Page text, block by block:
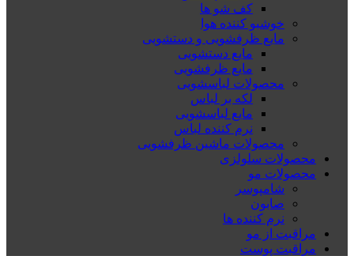
کف شو ها
خوشبو کننده هوا
مایع ظرفشویی و دستشویی
مایع دستشویی
مایع ظرفشویی
محصولات لباسشویی
لکه بر لباس
مایع لباسشویی
نرم کننده لباس
محصولات ماشین ظرفشویی
محصولات سلولزی
محصولات مو
شامپوسر
صابون
نرم کننده ها
مراقبت از مو
مراقبت پوست